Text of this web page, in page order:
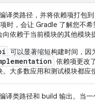
译类路径，并将依赖项打包
时，会让 Gradle 了解您不
依赖于当前模块的其他模块
可以显著缩短构建时间，因
依赖项更改
大多数应用和测试模块都应
译类路径和 build 输出。当一